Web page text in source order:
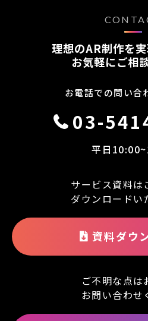
理想のAR制作を
お気軽にご相
お電話での問い合
03-
平日
サービス資料は
ダウンロードい
資料ダウ
ご不明な点は
お問い合わせ